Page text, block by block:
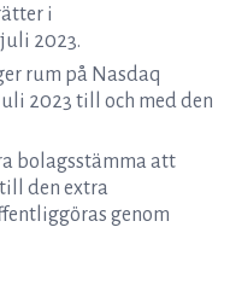
i
2023.
rum på Nasdaq
2023 till och med den
bolagsstämma att
den extra
genom